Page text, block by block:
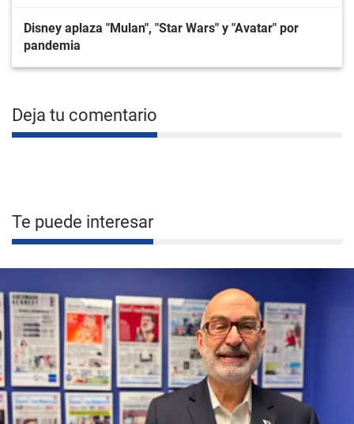
Disney aplaza "Mulan", "Star Wars" y "Avatar" por
pandemia
Deja tu comentario
Te puede interesar